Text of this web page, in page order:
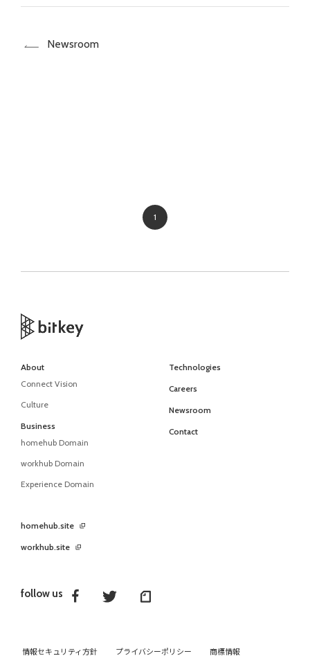
Newsroom
1
follow us
About
Connect Vision
Culture
Business
homehub Domain
workhub Domain
Experience Domain
Technologies
Careers
Newsroom
Contact
homehub.site
workhub.site
情報セキュリティ方針 プライバシーポリシー 商標情報